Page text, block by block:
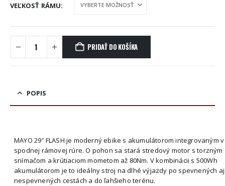
VEĽKOSŤ RÁMU
PRIDAŤ DO KOŠÍKA
POPIS
MAYO 29″ FLASH je moderný ebike s akumulátorom integrovaným v
spodnej rámovej rúre. O pohon sa stará stredový motor s torzným
snímačom a krútiaciom mometom až 80Nm. V kombinácii s 500Wh
akumulátorom je to ideálny stroj na dlhé výjazdy po spevnených aj
nespevnených cestách a do ľahšieho terénu.